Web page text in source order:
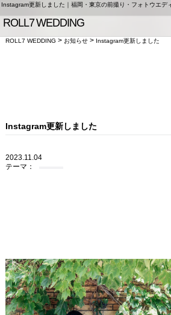
Instagram更新しました｜福岡・東京の前撮り・フォトウエデ
ROLL7 WEDDING > お知らせ> Instagram更新しました
Instagram更新しました
2023.11.04
テーマ：